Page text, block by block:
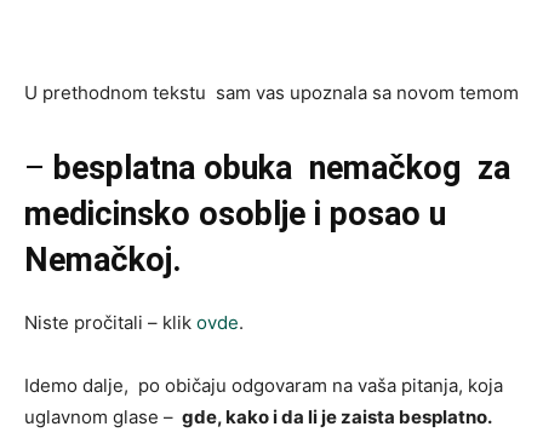
U prethodnom tekstu sam vas upoznala sa novom temom
– besplatna obuka nemačkog za
medicinsko osoblje i posao u
Nemačkoj.
Niste pročitali – klik ovde.
Idemo dalje, po običaju odgovaram na vaša pitanja, koja
uglavnom glase – gde, kako i da li je zaista besplatno.